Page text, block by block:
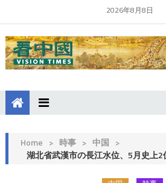
2026年8月8日
Home > 時事 > 中国 >
湖北省武漢市の長江水位、5月史上